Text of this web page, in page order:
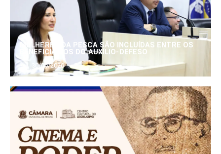
MULHERES DA PESCA SÃO INCLUÍDAS ENTRE OS
BENEFICIÁRIOS DO AUXÍLIO-DEFESO
30/06/2026